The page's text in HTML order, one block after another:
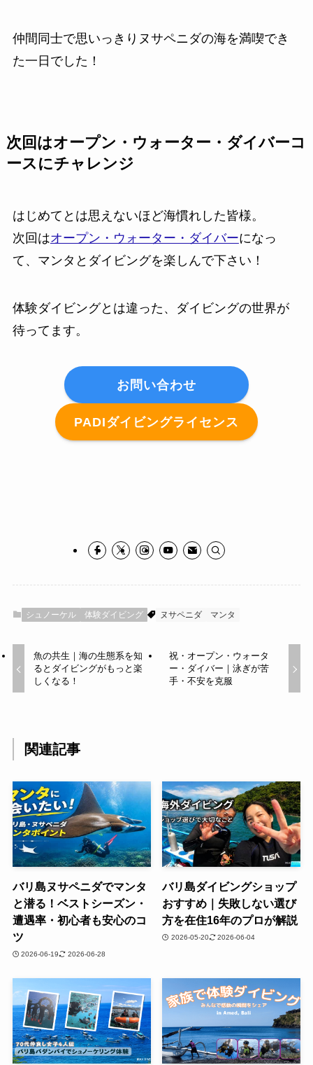
仲間同士で思いっきりヌサペニダの海を満喫でき
た一日でした！
次回はオープン・ウォーター・ダイバーコ
ースにチャレンジ
はじめてとは思えないほど海慣れした皆様。
次回はオープン・ウォーター・ダイバーになっ
て、マンタとダイビングを楽しんで下さい！
体験ダイビングとは違った、ダイビングの世界が
待ってます。
お問い合わせ
PADIダイビングライセンス
シュノーケル 体験ダイビング ヌサペニダ マンタ
魚の共生｜海の生態系を知
るとダイビングがもっと楽
しくなる！
祝・オープン・ウォータ
ー・ダイバー｜泳ぎが苦
手・不安を克服
関連記事
バリ島ヌサペニダでマンタ
と潜る！ベストシーズン・
遭遇率・初心者も安心のコ
ツ
2026-06-19 2026-06-28
バリ島ダイビングショップ
おすすめ｜失敗しない選び
方を在住16年のプロが解説
2026-05-20 2026-06-04